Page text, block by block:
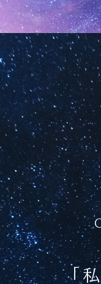
「